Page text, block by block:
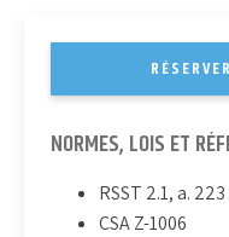
NORMES, LOIS ET
RSST 2.1, a. 223
CSA Z-1006